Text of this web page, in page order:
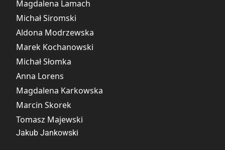
Magdalena Lamach
Michał Siromski
Aldona Modrzewska
Marek Kochanowski
Michał Słomka
Anna Lorens
Magdalena Karkowska
Marcin Skorek
Tomasz Majewski
Jakub Jankowski